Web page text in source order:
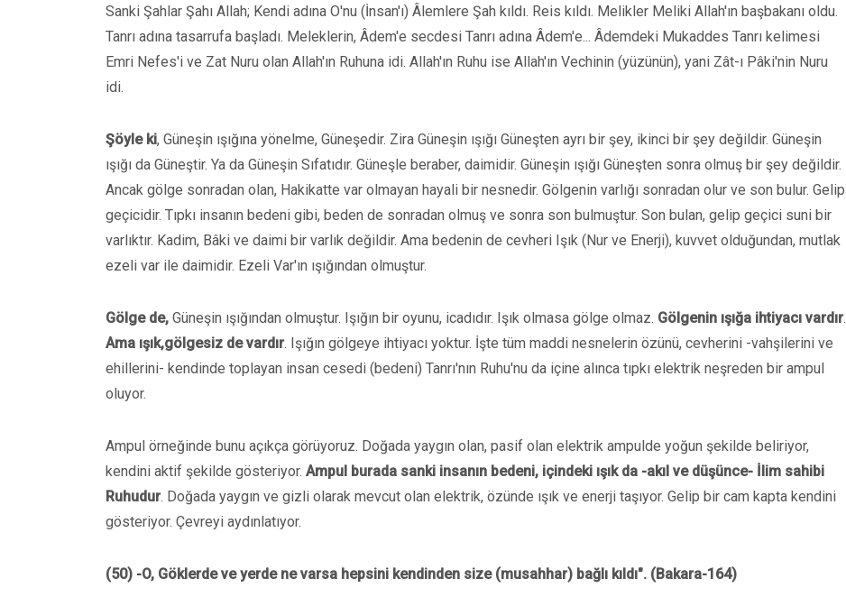
Sanki Şahlar Şahı Allah; Kendi adına O'nu (İnsan'ı) Âlemlere Şah kıldı. Reis kıldı. Melikler Meliki Allah'ın başbakanı oldu.
Tanrı adına tasarrufa başladı. Meleklerin, Âdem'e secdesi Tanrı adına Âdem'e... Âdemdeki Mukaddes Tanrı kelimesi
Emri Nefes'i ve Zat Nuru olan Allah'ın Ruhuna idi. Allah'ın Ruhu ise Allah'ın Vechinin (yüzünün), yani Zât-ı Pâki'nin Nuru
idi.
Şöyle ki, Güneşin ışığına yönelme, Güneşedir. Zira Güneşin ışığı Güneşten ayrı bir şey, ikinci bir şey değildir. Güneşin
ışığı da Güneştir. Ya da Güneşin Sıfatıdır. Güneşle beraber, daimidir. Güneşin ışığı Güneşten sonra olmuş bir şey değildir.
Ancak gölge sonradan olan, Hakikatte var olmayan hayali bir nesnedir. Gölgenin varlığı sonradan olur ve son bulur. Gelip
geçicidir. Tıpkı insanın bedeni gibi, beden de sonradan olmuş ve sonra son bulmuştur. Son bulan, gelip geçici suni bir
varlıktır. Kadim, Bâki ve daimi bir varlık değildir. Ama bedenin de cevheri Işık (Nur ve Enerji), kuvvet olduğundan, mutlak
ezeli var ile daimidir. Ezeli Var'ın ışığından olmuştur.
Gölge de, Güneşin ışığından olmuştur. Işığın bir oyunu, icadıdır. Işık olmasa gölge olmaz. Gölgenin ışığa ihtiyacı vardır.
Ama ışık,gölgesiz de vardır. Işığın gölgeye ihtiyacı yoktur. İşte tüm maddi nesnelerin özünü, cevherini -vahşilerini ve
ehillerini- kendinde toplayan insan cesedi (bedeni) Tanrı'nın Ruhu'nu da içine alınca tıpkı elektrik neşreden bir ampul
oluyor.
Ampul örneğinde bunu açıkça görüyoruz. Doğada yaygın olan, pasif olan elektrik ampulde yoğun şekilde beliriyor,
kendini aktif şekilde gösteriyor. Ampul burada sanki insanın bedeni, içindeki ışık da -akıl ve düşünce- İlim sahibi
Ruhudur. Doğada yaygın ve gizli olarak mevcut olan elektrik, özünde ışık ve enerji taşıyor. Gelip bir cam kapta kendini
gösteriyor. Çevreyi aydınlatıyor.
(50) -O, Göklerde ve yerde ne varsa hepsini kendinden size (musahhar) bağlı kıldı". (Bakara-164)